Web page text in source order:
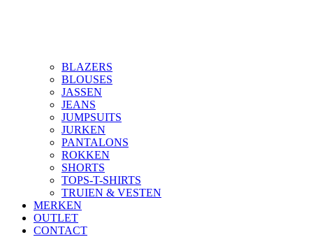
BLAZERS
BLOUSES
JASSEN
JEANS
JUMPSUITS
JURKEN
PANTALONS
ROKKEN
SHORTS
TOPS-T-SHIRTS
TRUIEN & VESTEN
MERKEN
OUTLET
CONTACT